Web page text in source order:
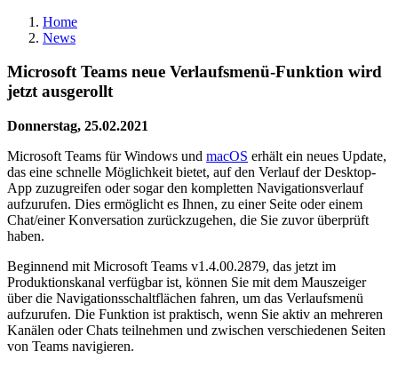
Home
News
Microsoft Teams neue Verlaufsmenü-Funktion wird
jetzt ausgerollt
Donnerstag, 25.02.2021
Microsoft Teams für Windows und macOS erhält ein neues Update,
das eine schnelle Möglichkeit bietet, auf den Verlauf der Desktop-
App zuzugreifen oder sogar den kompletten Navigationsverlauf
aufzurufen. Dies ermöglicht es Ihnen, zu einer Seite oder einem
Chat/einer Konversation zurückzugehen, die Sie zuvor überprüft
haben.
Beginnend mit Microsoft Teams v1.4.00.2879, das jetzt im
Produktionskanal verfügbar ist, können Sie mit dem Mauszeiger
über die Navigationsschaltflächen fahren, um das Verlaufsmenü
aufzurufen. Die Funktion ist praktisch, wenn Sie aktiv an mehreren
Kanälen oder Chats teilnehmen und zwischen verschiedenen Seiten
von Teams navigieren.